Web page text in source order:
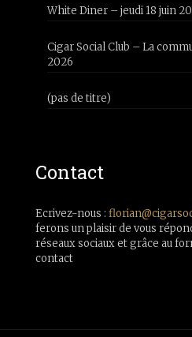
White Diner – jeudi 18 juin
Cigar Social Club – La
2026
(pas de titre)
Contact
Ecrivez-nous :
ferons un plaisir de vous
réseaux sociaux et grâce au
contact